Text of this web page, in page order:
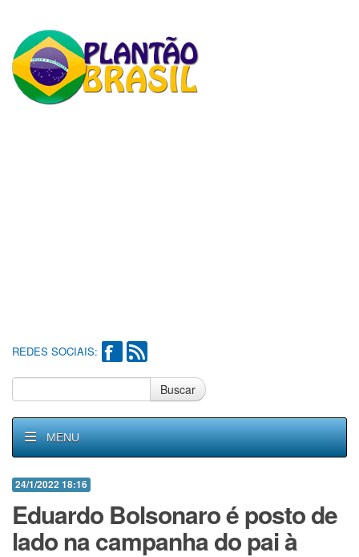
REDES SOCIAIS:
Buscar
MENU
24/1/2022 18:16
Eduardo Bolsonaro é posto de
lado na campanha do pai à